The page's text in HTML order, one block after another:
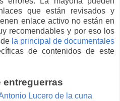
que están revisados y
enlace activo no están en
recomendables y por eso los
la principal de documentales
de contenidos de este
entreguerras
Lucero de la cuna